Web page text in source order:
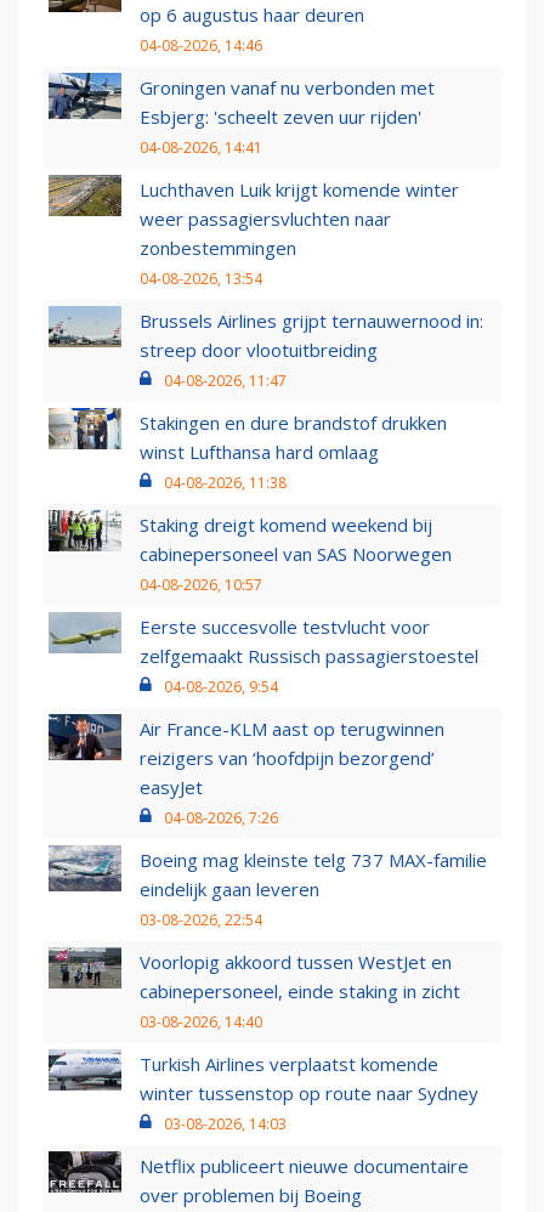
op 6 augustus haar deuren
04-08-2026, 14:46
Groningen vanaf nu verbonden met
Esbjerg: 'scheelt zeven uur rijden'
04-08-2026, 14:41
Luchthaven Luik krijgt komende winter
weer passagiersvluchten naar
zonbestemmingen
04-08-2026, 13:54
Brussels Airlines grijpt ternauwernood in:
streep door vlootuitbreiding
04-08-2026, 11:47
Stakingen en dure brandstof drukken
winst Lufthansa hard omlaag
04-08-2026, 11:38
Staking dreigt komend weekend bij
cabinepersoneel van SAS Noorwegen
04-08-2026, 10:57
Eerste succesvolle testvlucht voor
zelfgemaakt Russisch passagierstoestel
04-08-2026, 9:54
Air France-KLM aast op terugwinnen
reizigers van ‘hoofdpijn bezorgend’
easyJet
04-08-2026, 7:26
Boeing mag kleinste telg 737 MAX-familie
eindelijk gaan leveren
03-08-2026, 22:54
Voorlopig akkoord tussen WestJet en
cabinepersoneel, einde staking in zicht
03-08-2026, 14:40
Turkish Airlines verplaatst komende
winter tussenstop op route naar Sydney
03-08-2026, 14:03
Netflix publiceert nieuwe documentaire
over problemen bij Boeing